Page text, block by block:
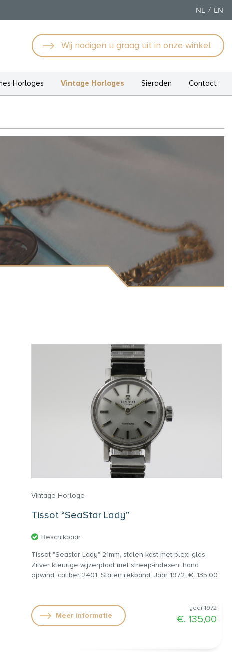
NL EN
Wij nodigen u graag uit in onze winkel
Horloges Vintage Horloges Sieraden Contact
Vintage Horloge
Tissot “SeaStar Lady”
Beschikbaar
Tissot "Seastar Lady" 21mm. stalen kast met plexi-glas.
Zilver kleurige wijzerplaat met streep-indexen. hand
opwind, caliber 2401. Stalen rekband. Jaar 1972. €. 135,00
year 1972
€. 135,00
Meer informatie